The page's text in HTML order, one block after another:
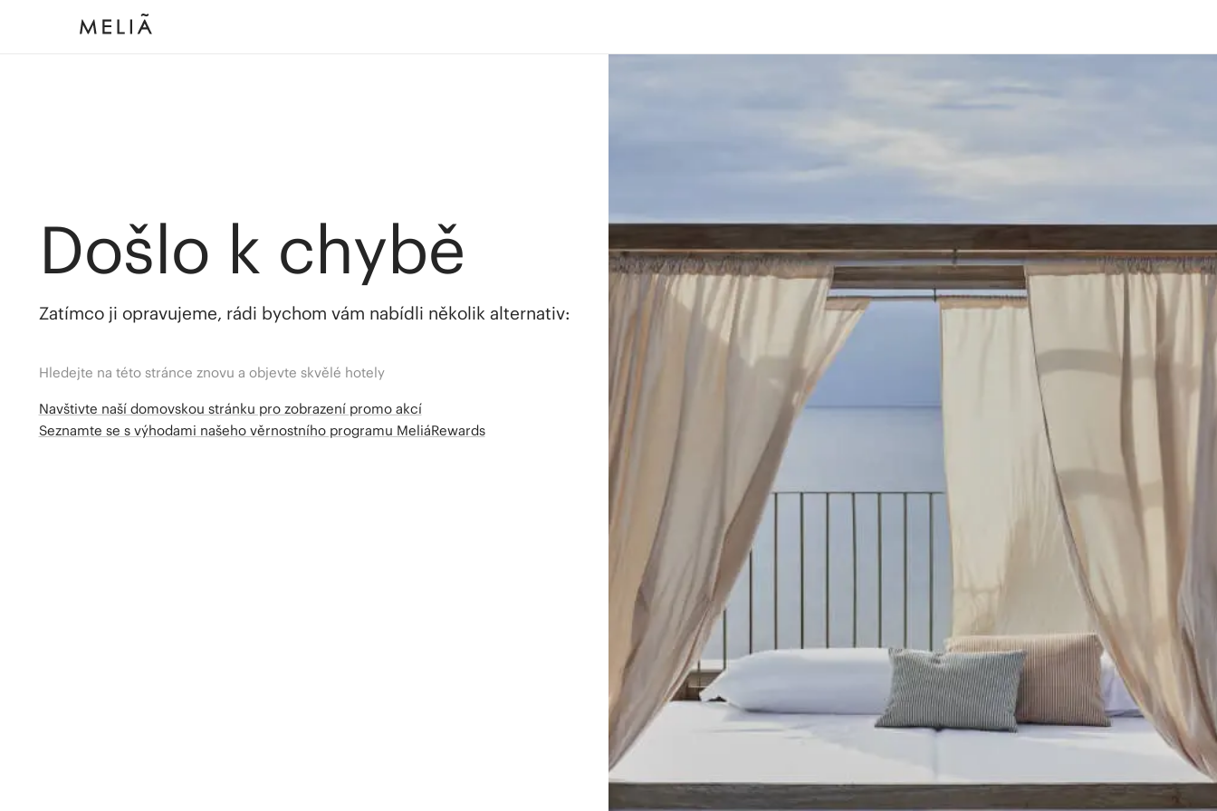
Došlo k chybě
Zatímco ji opravujeme, rádi bychom vám nabídli několik alternativ:
Hledejte na této stránce znovu a objevte skvělé hotely
Navštivte naší domovskou stránku pro zobrazení promo akcí
Seznamte se s výhodami našeho věrnostního programu MeliáRewards